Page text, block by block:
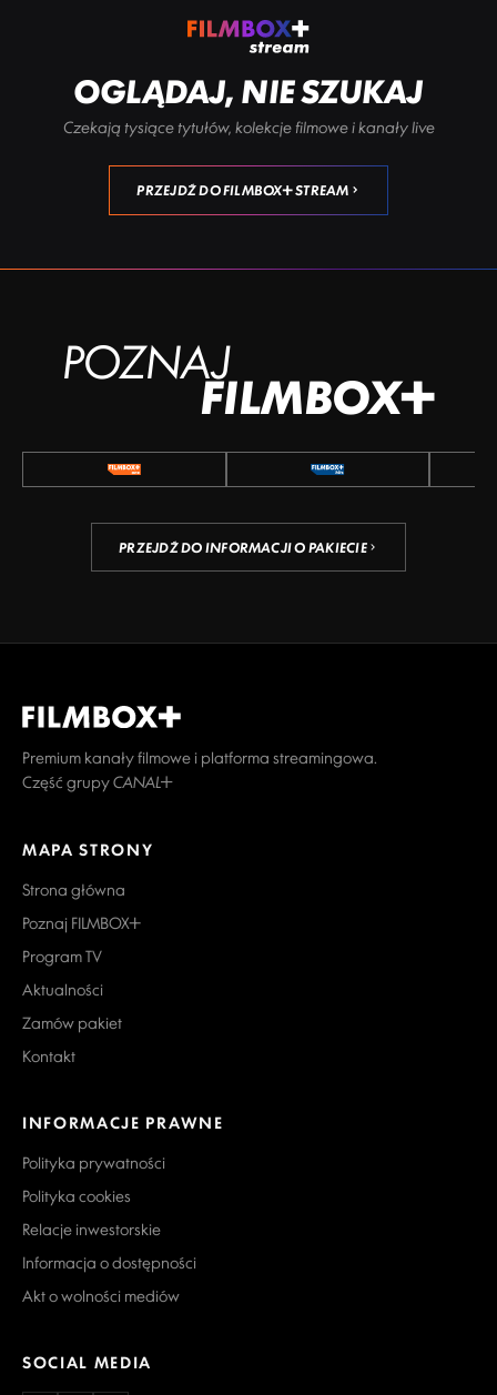
OGLĄDAJ, NIE SZUKAJ
Czekają tysiące tytułów, kolekcje filmowe i kanały live
PRZEJDŹ DO FILMBOX+ STREAM
POZNAJ
FILMBOX+
PRZEJDŹ DO INFORMACJI O PAKIECIE
Premium kanały filmowe i platforma streamingowa.
Część grupy CANAL+
MAPA STRONY
Strona główna
Poznaj FILMBOX+
Program TV
Aktualności
Zamów pakiet
Kontakt
INFORMACJE PRAWNE
Polityka prywatności
Polityka cookies
Relacje inwestorskie
Informacja o dostępności
Akt o wolności mediów
SOCIAL MEDIA